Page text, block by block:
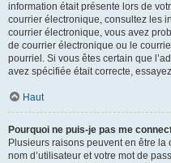
information était présente lors de
courrier électronique, consultez les
courrier électronique, vous avez
de courrier électronique ou le
pourriel. Si vous êtes certain que
avez spécifiée était correcte,
Haut
Pourquoi ne puis-je pas me
Plusieurs raisons peuvent en être la
nom d’utilisateur et votre mot de